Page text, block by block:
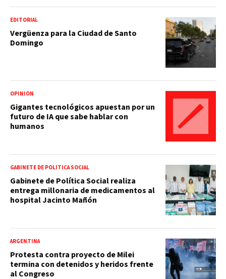
EDITORIAL
Vergüenza para la Ciudad de Santo
Domingo
OPINIÓN
Gigantes tecnológicos apuestan por un
futuro de IA que sabe hablar con
humanos
GABINETE DE POLÍTICA SOCIAL
Gabinete de Política Social realiza
entrega millonaria de medicamentos al
hospital Jacinto Mañón
ARGENTINA
Protesta contra proyecto de Milei
termina con detenidos y heridos frente
al Congreso